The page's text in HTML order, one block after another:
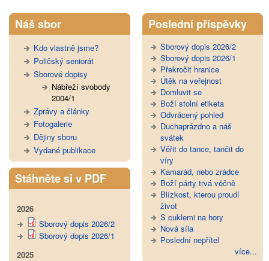
Náš sbor
Kdo vlastně jsme?
Poličský seniorát
Sborové dopisy
Nábřeží svobody
2004/1
Zprávy a články
Fotogalerie
Dějiny sboru
Vydané publikace
Stáhněte si v PDF
2026
Sborový dopis 2026/2
Sborový dopis 2026/1
2025
Poslední příspěvky
Sborový dopis 2026/2
Sborový dopis 2026/1
Překročit hranice
Útěk na veřejnost
Domluvit se
Boží stolní etiketa
Odvrácený pohled
Duchaprázdno a náš
svátek
Věřit do tance, tančit do
víry
Kamarád, nebo zrádce
Boží párty trvá věčně
Blízkost, kterou proudí
život
S cuklemi na hory
Nová síla
Poslední nepřítel
více...